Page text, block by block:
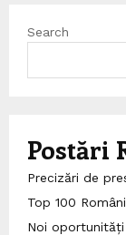
Search
Postări
Precizări de
Top 100
Noi